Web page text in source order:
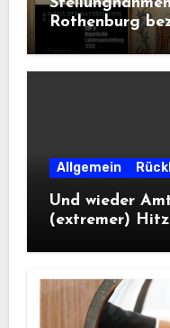
Rothenburg
Allgemein
Und wieder
(extremer)